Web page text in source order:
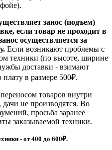
фойе).
занос (подъем)
если товар не проходит в
осуществляется за
Если возникают проблемы с
техники (по высоте, ширине
доставки - взимают
в размере 500₽.
товаров внутри
не производятся. Во
просьба заранее
заказываемой техники.
- от 400 до 600₽.